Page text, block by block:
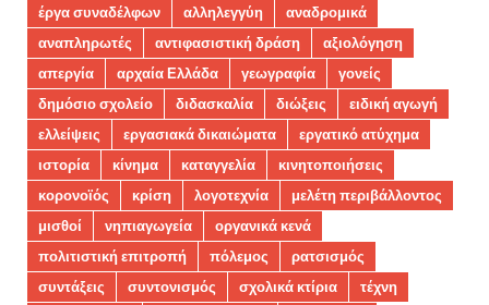
έργα συναδέλφων
αλληλεγγύη
αναδρομικά
αναπληρωτές
αντιφασιστική δράση
αξιολόγηση
απεργία
αρχαία Ελλάδα γεωγραφία
γονείς
δημόσιο σχολείο
διδασκαλία διώξεις
ειδική αγωγή
ελλείψεις
εργασιακά δικαιώματα
εργατικό ατύχημα
ιστορία
κίνημα καταγγελία
κινητοποιήσεις
κορονοϊός
κρίση λογοτεχνία
μελέτη περιβάλλοντος
μισθοί
νηπιαγωγεία
οργανικά κενά
πολιτιστική επιτροπή
πόλεμος
ρατσισμός
συντάξεις
συντονισμός σχολικά κτίρια
τέχνη